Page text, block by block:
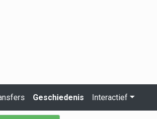
Geschiedenis Interactief